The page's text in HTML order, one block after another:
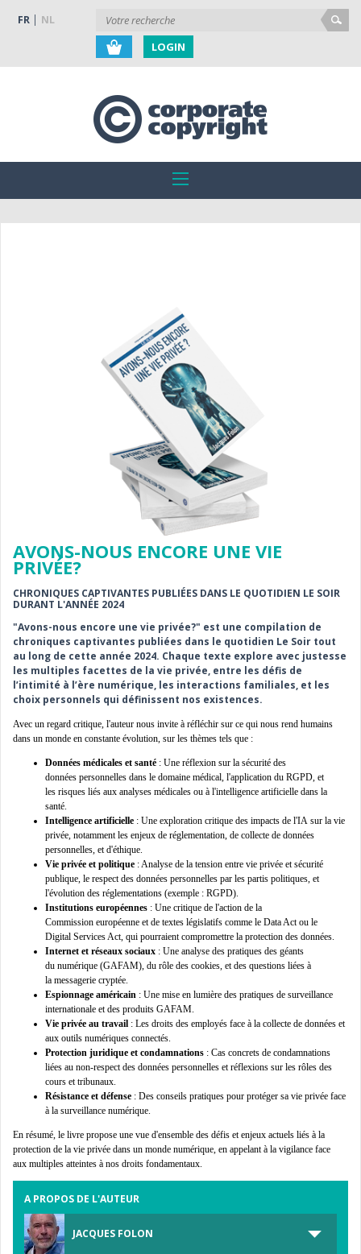
FR NL
LOGIN
AVONS-NOUS ENCORE UNE VIE
PRIVÉE?
CHRONIQUES CAPTIVANTES PUBLIÉES DANS LE QUOTIDIEN LE SOIR
DURANT L'ANNÉE 2024
"Avons-nous encore une vie privée?" est une compilation de
chroniques captivantes publiées dans le quotidien Le Soir tout
au long de cette année 2024. Chaque texte explore avec justesse
les multiples facettes de la vie privée, entre les défis de
l’intimité à l’ère numérique, les interactions familiales, et les
choix personnels qui définissent nos existences.
Avec un regard critique, l'auteur nous invite à réfléchir sur ce qui nous rend humains
dans un monde en constante évolution, sur les thèmes tels que :
Données médicales et santé : Une réflexion sur la sécurité des
données personnelles dans le domaine médical, l'application du RGPD, et
les risques liés aux analyses médicales ou à l'intelligence artificielle dans la
santé.
Intelligence artificielle : Une exploration critique des impacts de l'IA sur la vie
privée, notamment les enjeux de réglementation, de collecte de données
personnelles, et d'éthique.
Vie privée et politique : Analyse de la tension entre vie privée et sécurité
publique, le respect des données personnelles par les partis politiques, et
l'évolution des réglementations (exemple : RGPD).
Institutions européennes : Une critique de l'action de la
Commission européenne et de textes législatifs comme le Data Act ou le
Digital Services Act, qui pourraient compromettre la protection des données.
Internet et réseaux sociaux : Une analyse des pratiques des géants
du numérique (GAFAM), du rôle des cookies, et des questions liées à
la messagerie cryptée.
Espionnage américain : Une mise en lumière des pratiques de surveillance
internationale et des produits GAFAM.
Vie privée au travail : Les droits des employés face à la collecte de données et
aux outils numériques connectés.
Protection juridique et condamnations : Cas concrets de condamnations
liées au non-respect des données personnelles et réflexions sur les rôles des
cours et tribunaux.
Résistance et défense : Des conseils pratiques pour protéger sa vie privée face
à la surveillance numérique.
En résumé, le livre propose une vue d'ensemble des défis et enjeux actuels liés à la
protection de la vie privée dans un monde numérique, en appelant à la vigilance face
aux multiples atteintes à nos droits fondamentaux.
A PROPOS DE L'AUTEUR
JACQUES FOLON